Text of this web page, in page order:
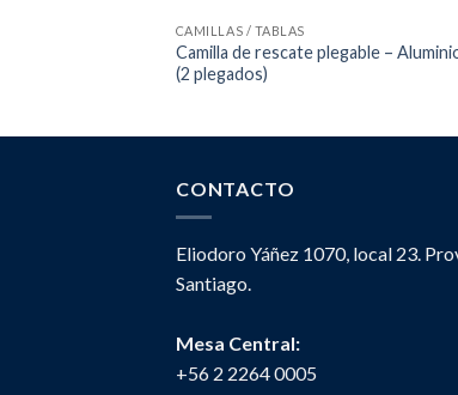
CAMILLAS / TABLAS
Camilla de rescate plegable –
(2 plegados)
CONTACTO
Eliodoro Yáñez 1070, local 23.
Santiago.
Mesa Central:
+56 2 2264 0005